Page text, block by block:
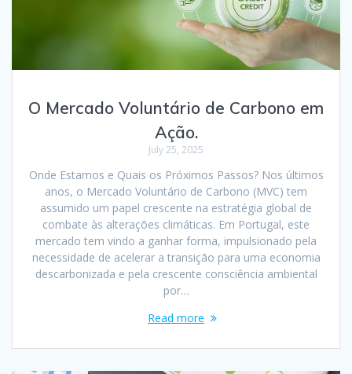
O Mercado Voluntário de Carbono em
Ação.
July 25, 2025
Onde Estamos e Quais os Próximos Passos? Nos últimos
anos, o Mercado Voluntário de Carbono (MVC) tem
assumido um papel crescente na estratégia global de
combate às alterações climáticas. Em Portugal, este
mercado tem vindo a ganhar forma, impulsionado pela
necessidade de acelerar a transição para uma economia
descarbonizada e pela crescente consciência ambiental
por…
Read more